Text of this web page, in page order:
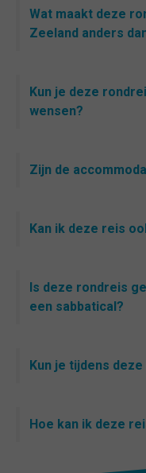
Wat maakt deze
Zeeland anders
Kun je deze
wensen?
Zijn de
Kan ik deze reis
Is deze rondreis
een sabbatical?
Kun je tijdens
Hoe kan ik deze